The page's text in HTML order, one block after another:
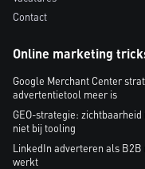
Contact
Online marketing
Google Merchant Center
advertentietool meer is
GEO-strategie:
niet bij tooling
LinkedIn adverteren als
werkt